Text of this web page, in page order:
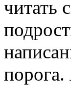
читать
порога.